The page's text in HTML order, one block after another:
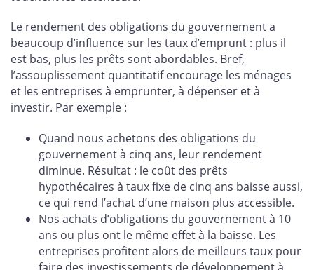
Le rendement des obligations du gouvernement a
beaucoup d’influence sur les taux d’emprunt : plus il
est bas, plus les prêts sont abordables. Bref,
l’assouplissement quantitatif encourage les ménages
et les entreprises à emprunter, à dépenser et à
investir. Par exemple :
Quand nous achetons des obligations du
gouvernement à cinq ans, leur rendement
diminue. Résultat : le coût des prêts
hypothécaires à taux fixe de cinq ans baisse aussi,
ce qui rend l’achat d’une maison plus accessible.
Nos achats d’obligations du gouvernement à 10
ans ou plus ont le même effet à la baisse. Les
entreprises profitent alors de meilleurs taux pour